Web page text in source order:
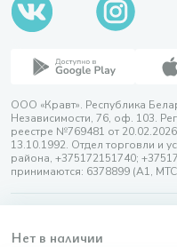
Нет в наличии
ООО «Кравт». Республика
Независимости, 76, оф. 103.
реестре №769481 от
13.10.1992. Отдел торговли и
района, +375172151740;
принимаются: 6378899 (А1,
Разработка сайта — SLAM